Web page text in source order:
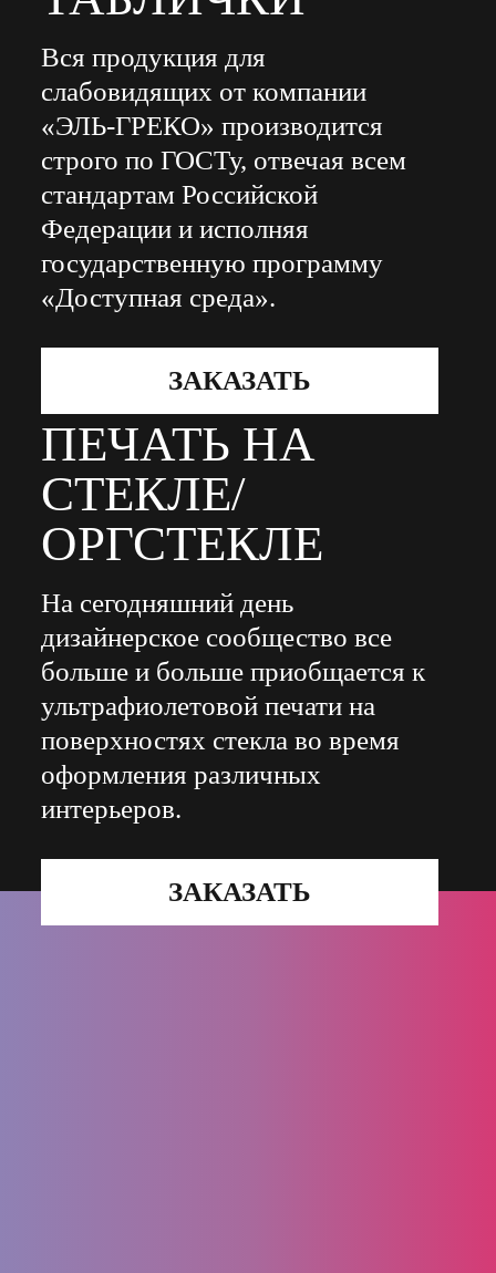
Вся продукция для
слабовидящих от компании
«ЭЛЬ-ГРЕКО» производится
строго по ГОСТу, отвечая всем
стандартам Российской
Федерации и исполняя
государственную программу
«Доступная среда».
ЗАКАЗАТЬ
ПЕЧАТЬ НА
СТЕКЛЕ/
ОРГСТЕКЛЕ
На сегодняшний день
дизайнерское сообщество все
больше и больше приобщается к
ультрафиолетовой печати на
поверхностях стекла во время
оформления различных
интерьеров.
ЗАКАЗАТЬ